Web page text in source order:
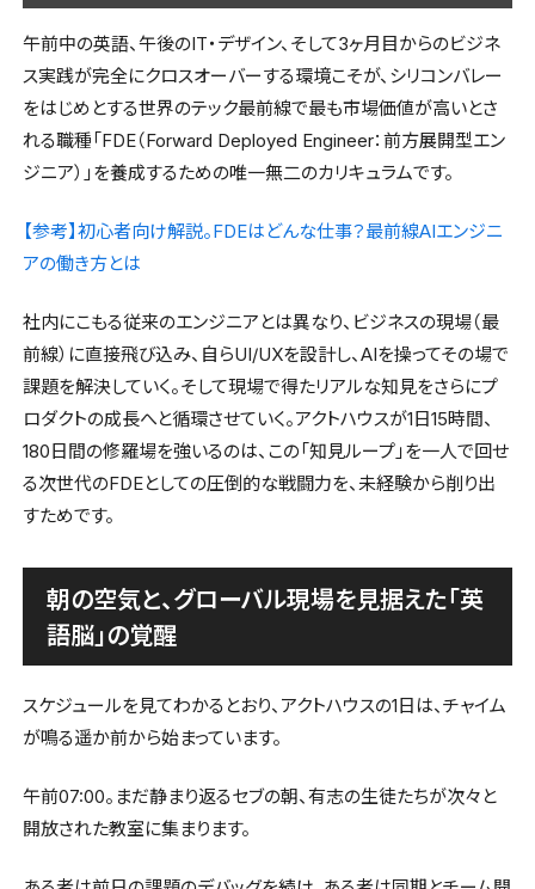
午前中の英語、午後のIT・デザイン、そして3ヶ月目からのビジネ
ス実践が完全にクロスオーバーする環境こそが、シリコンバレー
をはじめとする世界のテック最前線で最も市場価値が高いとさ
れる職種「FDE（Forward Deployed Engineer：前方展開型エン
ジニア）」を養成するための唯一無二のカリキュラムです。
【参考】初心者向け解説。FDEはどんな仕事？最前線AIエンジニ
アの働き方とは
社内にこもる従来のエンジニアとは異なり、ビジネスの現場（最
前線）に直接飛び込み、自らUI/UXを設計し、AIを操ってその場で
課題を解決していく。そして現場で得たリアルな知見をさらにプ
ロダクトの成長へと循環させていく。アクトハウスが1日15時間、
180日間の修羅場を強いるのは、この「知見ループ」を一人で回せ
る次世代のFDEとしての圧倒的な戦闘力を、未経験から削り出
すためです。
朝の空気と、グローバル現場を見据えた「英
語脳」の覚醒
スケジュールを見てわかるとおり、アクトハウスの1日は、チャイム
が鳴る遥か前から始まっています。
午前07:00。まだ静まり返るセブの朝、有志の生徒たちが次々と
開放された教室に集まります。